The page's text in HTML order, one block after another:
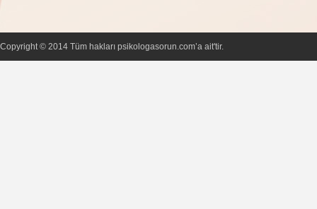
Copyright © 2014 Tüm hakları psikologasorun.com’a ait'tir.